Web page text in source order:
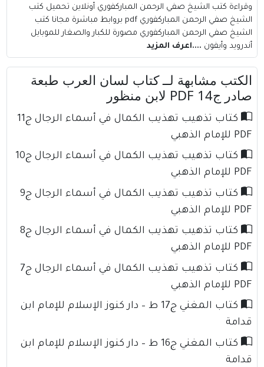
وقراءة كتب الشيخ صفي الرحمن المباركفوري أونلاين تحميل كتب
الشيخ صفي الرحمن المباركفوري pdf بروابط مباشرة مجانا كتب
الشيخ صفي الرحمن المباركفوري مصورة للكبار والصغار للموبايل
أندرويد وأيفون ....اعرف المزيد
الكتب مشابهة لــ كتاب لسان العرب طبعة
صادر ج14 PDF لابن منظور
كتاب تذهيب تهذيب الكمال في أسماء الرجال ج11
PDF للإمام الذهبي
كتاب تذهيب تهذيب الكمال في أسماء الرجال ج10
PDF للإمام الذهبي
كتاب تذهيب تهذيب الكمال في أسماء الرجال ج9
PDF للإمام الذهبي
كتاب تذهيب تهذيب الكمال في أسماء الرجال ج8
PDF للإمام الذهبي
كتاب تذهيب تهذيب الكمال في أسماء الرجال ج7
PDF للإمام الذهبي
كتاب المغني ج17 ط – دار كنوز الإسلام للإمام ابن
قدامة
كتاب المغني ج16 ط – دار كنوز الإسلام للإمام ابن
قدامة